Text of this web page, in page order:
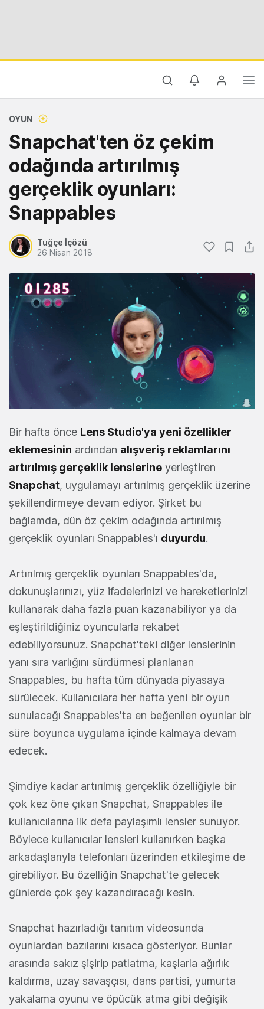
OYUN
Snapchat'ten öz çekim
odağında artırılmış
gerçeklik oyunları:
Snappables
Tuğçe İçözü
26 Nisan 2018
Bir hafta önce Lens Studio'ya yeni özellikler
eklemesinin ardından alışveriş reklamlarını
artırılmış gerçeklik lenslerine yerleştiren
Snapchat, uygulamayı artırılmış gerçeklik üzerine
şekillendirmeye devam ediyor. Şirket bu
bağlamda, dün öz çekim odağında artırılmış
gerçeklik oyunları Snappables'ı duyurdu.
Artırılmış gerçeklik oyunları Snappables'da,
dokunuşlarınızı, yüz ifadelerinizi ve hareketlerinizi
kullanarak daha fazla puan kazanabiliyor ya da
eşleştirildiğiniz oyuncularla rekabet
edebiliyorsunuz. Snapchat'teki diğer lenslerinin
yanı sıra varlığını sürdürmesi planlanan
Snappables, bu hafta tüm dünyada piyasaya
sürülecek. Kullanıcılara her hafta yeni bir oyun
sunulacağı Snappables'ta en beğenilen oyunlar bir
süre boyunca uygulama içinde kalmaya devam
edecek.
Şimdiye kadar artırılmış gerçeklik özelliğiyle bir
çok kez öne çıkan Snapchat, Snappables ile
kullanıcılarına ilk defa paylaşımlı lensler sunuyor.
Böylece kullanıcılar lensleri kullanırken başka
arkadaşlarıyla telefonları üzerinden etkileşime de
girebiliyor. Bu özelliğin Snapchat'te gelecek
günlerde çok şey kazandıracağı kesin.
Snapchat hazırladığı tanıtım videosunda
oyunlardan bazılarını kısaca gösteriyor. Bunlar
arasında sakız şişirip patlatma, kaşlarla ağırlık
kaldırma, uzay savaşçısı, dans partisi, yumurta
yakalama oyunu ve öpücük atma gibi değişik